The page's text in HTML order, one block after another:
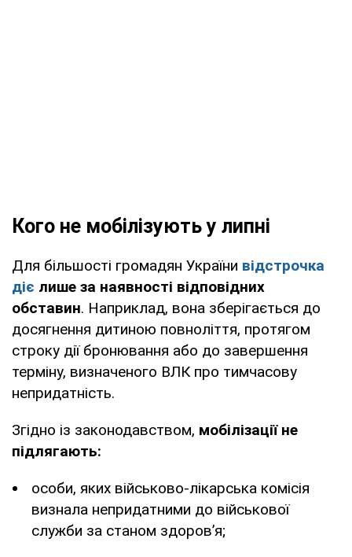
Кого не мобілізують у липні
Для більшості громадян України відстрочка
діє лише за наявності відповідних
обставин. Наприклад, вона зберігається до
досягнення дитиною повноліття, протягом
строку дії бронювання або до завершення
терміну, визначеного ВЛК про тимчасову
непридатність.
Згідно із законодавством, мобілізації не
підлягають:
особи, яких військово-лікарська комісія
визнала непридатними до військової
служби за станом здоров’я;